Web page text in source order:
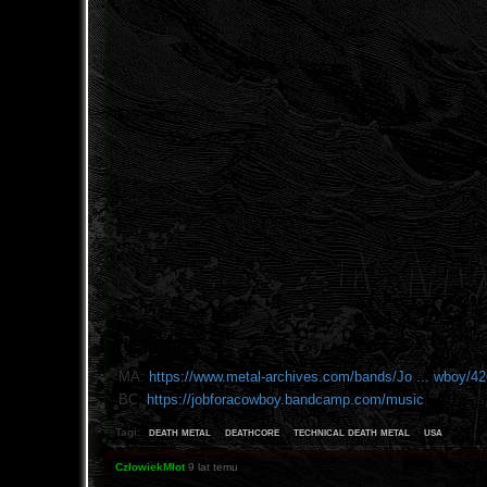
MA: https://www.metal-archives.com/bands/Jo ... wboy/
BC: https://jobforacowboy.bandcamp.com/music
Tagi: death metal deathcore technical death metal usa
CzłowiekMłot 9 lat temu